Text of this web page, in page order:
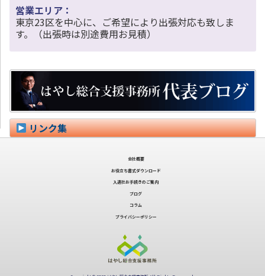
営業エリア：
東京23区を中心に、ご希望により出張対応も致しま
す。（出張時は別途費用お見積）
リンク集
会社概要
お役立ち書式ダウンロード
入退社お手続きのご案内
ブログ
コラム
プライバシーポリシー